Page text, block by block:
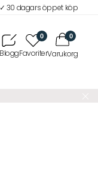
✓ 30 dagars öppet köp
0 0